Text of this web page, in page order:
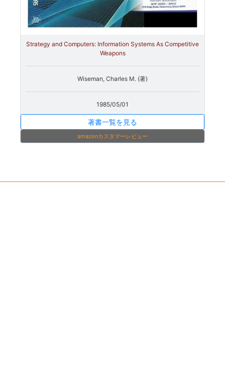
Strategy and Computers: Information Systems As Competitive
Weapons
Wiseman, Charles M. (著)
1985/05/01
著書一覧を見る
amazonカスタマーレビュー